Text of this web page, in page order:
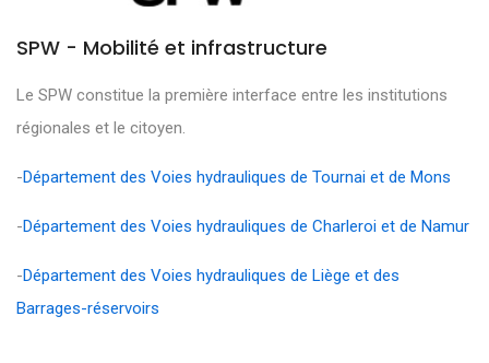
SPW - Mobilité et infrastructure
Le SPW constitue la première interface entre les institutions
régionales et le citoyen.
-Département des Voies hydrauliques de Tournai et de Mons
-Département des Voies hydrauliques de Charleroi et de Namur
-Département des Voies hydrauliques de Liège et des
Barrages-réservoirs